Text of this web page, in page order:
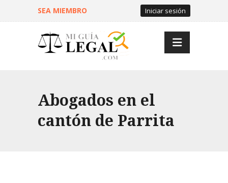
SEA MIEMBRO Iniciar sesión
Abogados en el
cantón de Parrita